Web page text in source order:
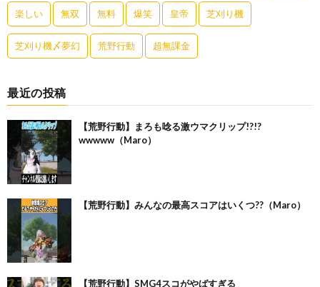
楽しい 無双 無料 爆笑 皇帝 芝刈り機
芝刈り機〆夢幻 荒野行動 超無課金
最近の投稿
【荒野行動】まろも唸る激ウマクリップ!?!?
wwwww（Maro）
【荒野行動】みんなの最高スコアはいくつ??（Maro）
【荒野行動】SMG4スコがやばすぎる